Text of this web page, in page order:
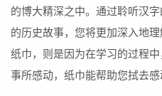
的博大精深之中。通过聆听汉
的历史故事，您将更加深入地
纸巾，则是因为在学习的过程
事所感动，纸巾能帮助您拭去感